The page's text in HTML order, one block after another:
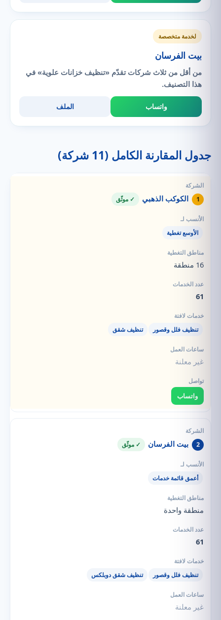
لخدمة متخصصة
بيت الفرسان
من أقل من ثلاث شركات تقدّم «تنظيف خزانات علوية» في
هذا التصنيف.
واتساب الملف
جدول المقارنة الكامل (11 شركة)
1 الكوكب الذهبي ✓ موثّق
الأوسع تغطية
16 منطقة
61
تنظيف فلل وقصور تنظيف شقق
غير معلنة
واتساب
2 بيت الفرسان ✓ موثّق
أعمق قائمة خدمات
منطقة واحدة
61
تنظيف فلل وقصور تنظيف شقق دوبلكس
غير معلنة